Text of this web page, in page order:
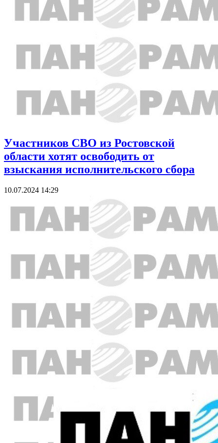
Участников СВО из Ростовской
области хотят освободить от
взыскания исполнительского сбора
10.07.2024 14:29